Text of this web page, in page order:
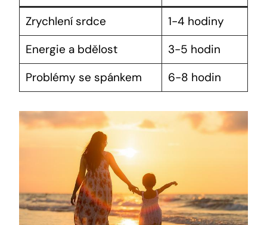
Zrychlení⁢ srdce
1-4⁤ hodiny
Energie‍ a bdělost
3-5 hodin
Problémy ⁣se spánkem
6-8 hodin